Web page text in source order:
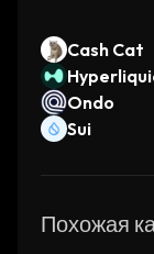
Cash Cat
Ondo
Sui
Похожая